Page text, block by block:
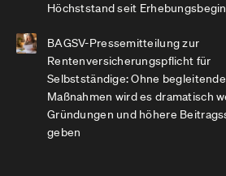
Höchststand seit
BAGSV-Pressemitteilung zur
Rentenversicherungspflicht für
Selbstständige: Ohne begleitende
Maßnahmen wird es dramatisch
Gründungen und höhere
geben